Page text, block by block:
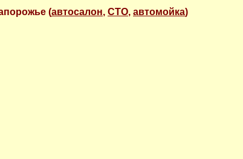
(автосалон, СТО, автомойка)